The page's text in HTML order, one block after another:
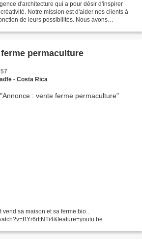
d'architecture qui a pour désir d'inspirer
Notre mission est d'aider nos clients à
de leurs possibilités. Nous avons
permaculture
- Costa Rica
sa maison et sa ferme bio..